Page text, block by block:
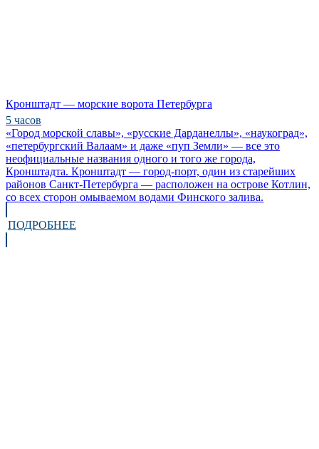
Кронштадт — морские ворота Петербурга
5 часов
«Город морской славы», «русские Дарданеллы», «наукоград»,
«петербургский Валаам» и даже «пуп Земли» — все это
неофициальные названия одного и того же города,
Кронштадта. Кронштадт — город-порт, один из старейших
районов Санкт-Петербурга — расположен на острове Котлин,
со всех сторон омываемом водами Финского залива.
ПОДРОБНЕЕ